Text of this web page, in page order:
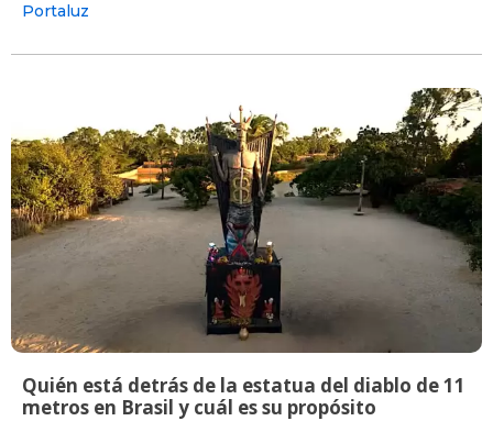
Portaluz
Quién está detrás de la estatua del diablo de 11
metros en Brasil y cuál es su propósito